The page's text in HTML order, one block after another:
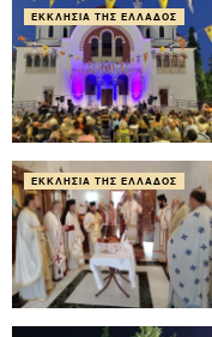
ΕΚΚΛΗΣΊΑ ΤΗΣ ΕΛΛΆΔΟΣ
ΕΚΚΛΗΣΊΑ ΤΗΣ ΕΛΛΆΔΟΣ